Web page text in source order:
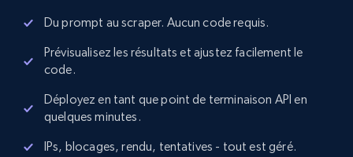
Du prompt au scraper. Aucun code requis.
Prévisualisez les résultats et ajustez facilement le
code.
Déployez en tant que point de terminaison API en
quelques minutes.
IPs, blocages, rendu, tentatives - tout est géré.